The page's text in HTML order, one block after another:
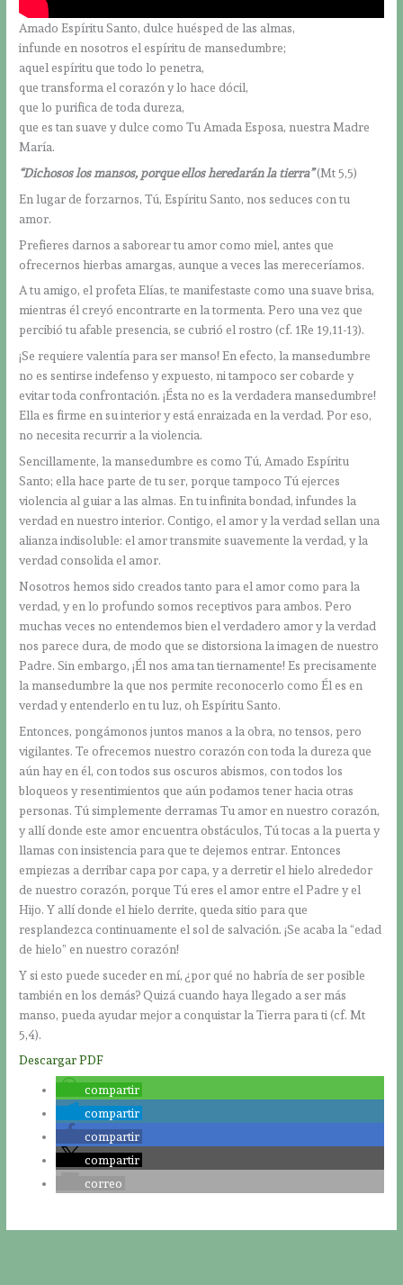
Amado Espíritu Santo, dulce huésped de las almas,
infunde en nosotros el espíritu de mansedumbre;
aquel espíritu que todo lo penetra,
que transforma el corazón y lo hace dócil,
que lo purifica de toda dureza,
que es tan suave y dulce como Tu Amada Esposa, nuestra Madre
María.
“Dichosos los mansos, porque ellos heredarán la tierra”(Mt 5,5)
En lugar de forzarnos, Tú, Espíritu Santo, nos seduces con tu
amor.
Prefieres darnos a saborear tu amor como miel, antes que
ofrecernos hierbas amargas, aunque a veces las mereceríamos.
A tu amigo, el profeta Elías, te manifestaste como una suave brisa,
mientras él creyó encontrarte en la tormenta. Pero una vez que
percibió tu afable presencia, se cubrió el rostro (cf. 1Re 19,11-13).
¡Se requiere valentía para ser manso! En efecto, la mansedumbre
no es sentirse indefenso y expuesto, ni tampoco ser cobarde y
evitar toda confrontación. ¡Ésta no es la verdadera mansedumbre!
Ella es firme en su interior y está enraizada en la verdad. Por eso,
no necesita recurrir a la violencia.
Sencillamente, la mansedumbre es como Tú, Amado Espíritu
Santo; ella hace parte de tu ser, porque tampoco Tú ejerces
violencia al guiar a las almas. En tu infinita bondad, infundes la
verdad en nuestro interior. Contigo, el amor y la verdad sellan una
alianza indisoluble: el amor transmite suavemente la verdad, y la
verdad consolida el amor.
Nosotros hemos sido creados tanto para el amor como para la
verdad, y en lo profundo somos receptivos para ambos. Pero
muchas veces no entendemos bien el verdadero amor y la verdad
nos parece dura, de modo que se distorsiona la imagen de nuestro
Padre. Sin embargo, ¡Él nos ama tan tiernamente! Es precisamente
la mansedumbre la que nos permite reconocerlo como Él es en
verdad y entenderlo en tu luz, oh Espíritu Santo.
Entonces, pongámonos juntos manos a la obra, no tensos, pero
vigilantes. Te ofrecemos nuestro corazón con toda la dureza que
aún hay en él, con todos sus oscuros abismos, con todos los
bloqueos y resentimientos que aún podamos tener hacia otras
personas. Tú simplemente derramas Tu amor en nuestro corazón,
y allí donde este amor encuentra obstáculos, Tú tocas a la puerta y
llamas con insistencia para que te dejemos entrar. Entonces
empiezas a derribar capa por capa, y a derretir el hielo alrededor
de nuestro corazón, porque Tú eres el amor entre el Padre y el
Hijo. Y allí donde el hielo derrite, queda sitio para que
resplandezca continuamente el sol de salvación. ¡Se acaba la “edad
de hielo” en nuestro corazón!
Y si esto puede suceder en mí, ¿por qué no habría de ser posible
también en los demás? Quizá cuando haya llegado a ser más
manso, pueda ayudar mejor a conquistar la Tierra para ti (cf. Mt
5,4).
Descargar PDF
compartir
compartir
compartir
compartir
correo